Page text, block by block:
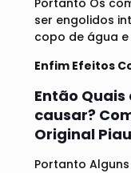
Portanto Os
ser engolidos
copo de água
Enfim Efeitos
Então
causar?
Original
Portanto